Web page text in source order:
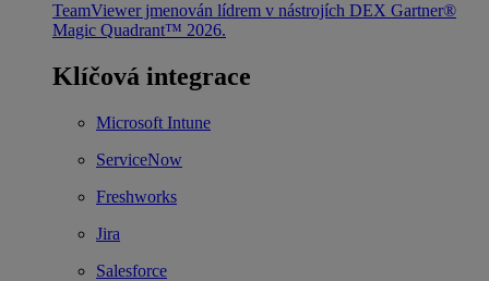
TeamViewer jmenován lídrem v nástrojích DEX Gartner®
Magic Quadrant™ 2026.
Klíčová integrace
Microsoft Intune
ServiceNow
Freshworks
Jira
Salesforce